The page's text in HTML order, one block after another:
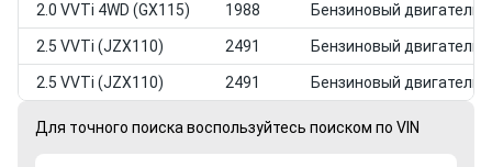
2.0 VVTi 4WD (GX115) 1988 Бензиновый двигатель
2.5 VVTi (JZX110) 2491 Бензиновый двигатель
2.5 VVTi (JZX110) 2491 Бензиновый двигатель
Для точного поиска воспользуйтесь поиском по VIN